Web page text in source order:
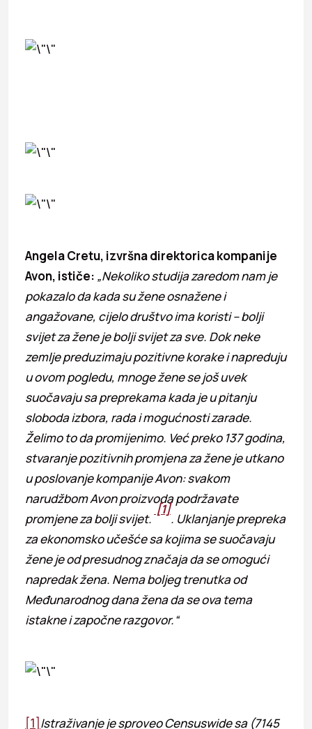
Angela Cretu, izvršna direktorica kompanije
Avon, ističe: „Nekoliko studija zaredom nam je
pokazalo da kada su žene osnažene i
angažovane, cijelo društvo ima koristi – bolji
svijet za žene je bolji svijet za sve. Dok neke
zemlje preduzimaju pozitivne korake i napreduju
u ovom pogledu, mnoge žene se još uvek
suočavaju sa preprekama kada je u pitanju
sloboda izbora, rada i mogućnosti zarade.
Želimo to da promijenimo. Već preko 137 godina,
stvaranje pozitivnih promjena za žene je utkano
u poslovanje kompanije Avon: svakom
narudžbom Avon proizvoda podržavate
promjene za bolji svijet.
[1]
. Uklanjanje prepreka
za ekonomsko učešće sa kojima se suočavaju
žene je od presudnog značaja da se omogući
napredak žena. Nema boljeg trenutka od
Međunarodnog dana žena da se ova tema
istakne i započne razgovor.“
[1]Istraživanje je sproveo Censuswide sa (7145